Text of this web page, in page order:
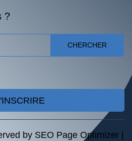
?
CHERCHER
by SEO Page Optimizer |